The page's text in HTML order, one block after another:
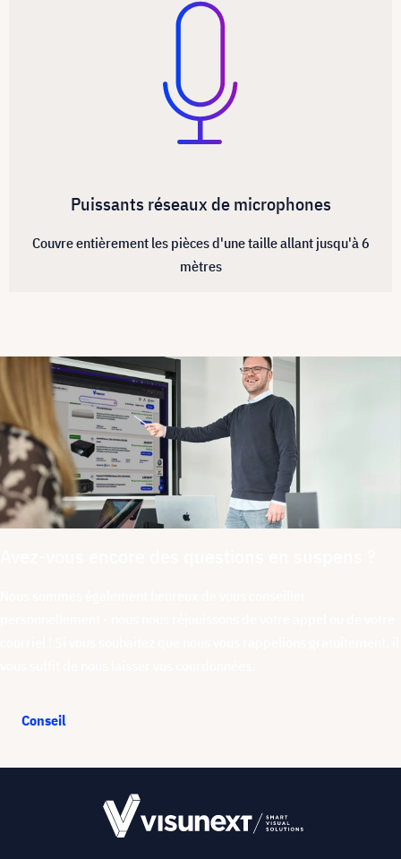
Puissants réseaux de microphones
Couvre entièrement les pièces d'une taille allant jusqu'à 6
mètres
Conseil